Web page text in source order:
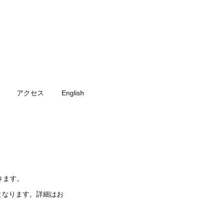
アクセス English
す。
ります。詳細はお